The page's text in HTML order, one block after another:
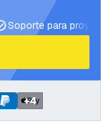
Soporte para
+4